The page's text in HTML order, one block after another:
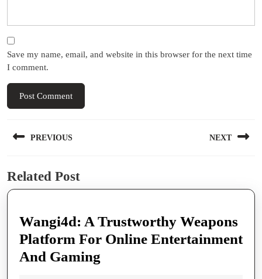
Save my name, email, and website in this browser for the next time
I comment.
navigation
PREVIOUS
post:
NEXT
Related Post
Wangi4d: A Trustworthy Weapons
Platform For Online Entertainment
And Gaming